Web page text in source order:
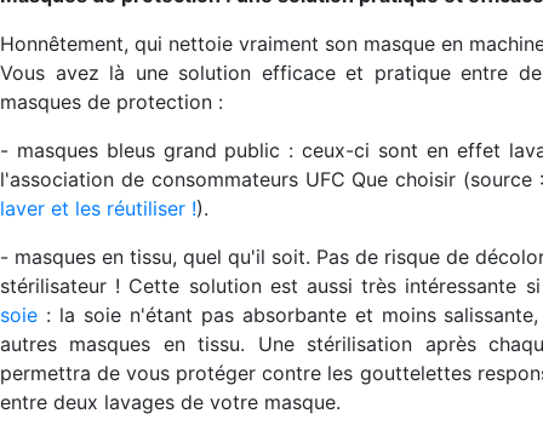
Honnêtement, qui nettoie vraiment son masque en
Vous avez là une solution efficace et pratique entre
masques de protection :
- masques bleus grand public : ceux-ci sont en effet
l'association de consommateurs UFC Que choisir
laver et les réutiliser !).
- masques en tissu, quel qu'il soit. Pas de risque de
stérilisateur ! Cette solution est aussi très intéressante
soie : la soie n'étant pas absorbante et moins
autres masques en tissu. Une stérilisation après
permettra de vous protéger contre les gouttelettes
entre deux lavages de votre masque.